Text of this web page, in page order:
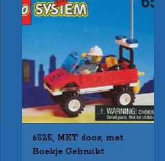
6525, MET doos, met
Boekje Gebruikt